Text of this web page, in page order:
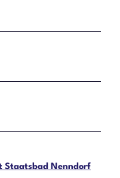
Staatsbad Nenndorf